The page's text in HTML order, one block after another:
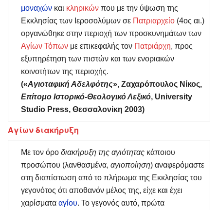
μοναχών και κληρικών που με την ύψωση της
Εκκλησίας των Ιεροσολύμων σε Πατριαρχείο (4ος αι.)
οργανώθηκε στην περιοχή των προσκυνημάτων των
Αγίων Τόπων με επικεφαλής τον Πατριάρχη, προς
εξυπηρέτηση των πιστών και των ενοριακών
κοινοτήτων της περιοχής.
(«Αγιοταφική Αδελφότης», Ζαχαρόπουλος Νίκος,
Επίτομο Ιστορικό-Θεολογικό Λεξικό, University
Studio Press, Θεσσαλονίκη 2003)
Αγίων διακήρυξη
Με τον όρο διακήρυξη της αγιότητας κάποιου
προσώπου (λανθασμένα, αγιοποίηση) αναφερόμαστε
στη διαπίστωση από το πλήρωμα της Εκκλησίας του
γεγονότος ότι αποθανόν μέλος της, είχε και έχει
χαρίσματα αγίου. Το γεγονός αυτό, πρώτα